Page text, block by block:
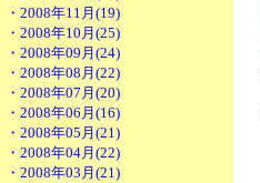
・2008年11月(19)
・2008年10月(25)
・2008年09月(24)
・2008年08月(22)
・2008年07月(20)
・2008年06月(16)
・2008年05月(21)
・2008年04月(22)
・2008年03月(21)